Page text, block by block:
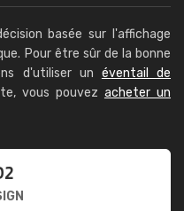
basée sur l'affichage
Pour être sûr de la bonne
d'utiliser un éventail de
vous pouvez acheter un